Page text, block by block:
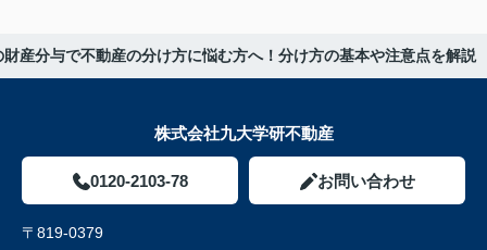
財産分与で不動産の分け方に悩む方へ！分け方の基本や注意点を解説
株式会社九大学研不動産
0120-2103-78 お問い合わせ
〒819-0379